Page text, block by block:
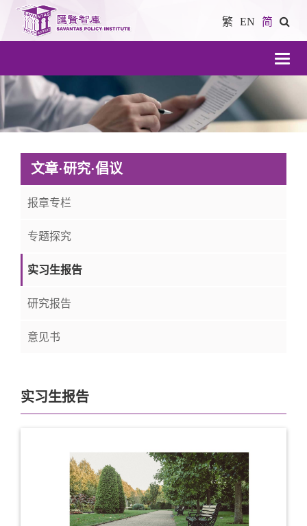
繁 EN 简
導
航
文章·研究·倡议
报章专栏
专题探究
实习生报告
研究报告
意见书
实习生报告